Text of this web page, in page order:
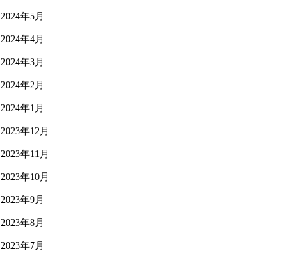
2024年5月
2024年4月
2024年3月
2024年2月
2024年1月
2023年12月
2023年11月
2023年10月
2023年9月
2023年8月
2023年7月